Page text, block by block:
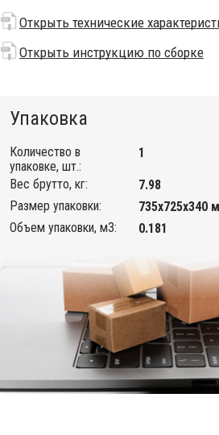
Открыть технические
Открыть инструкцию по сборке
Упаковка
Количество в
упаковке, шт.:
1
Вес брутто, кг:
7.98
Размер упаковки:
735х725х340
Объем упаковки, м3:
0.181